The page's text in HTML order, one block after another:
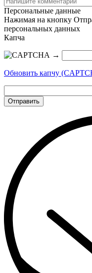
Персональные данные
Нажимая на кнопку
персональных данных
Капча
→
Обновить капчу
Отправить